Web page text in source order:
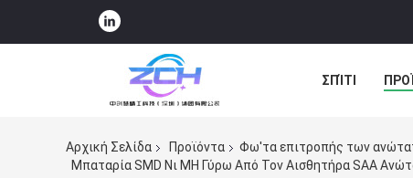
ΣΠΊΤΙ
Αρχική Σελίδα
Προϊόντα
Φω'τα επιτροπής των
Μπαταρία SMD Νι MH Γύρω Από Τον Αισθητήρα SAA